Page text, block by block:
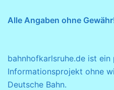
Alle Angaben ohne
bahnhofkarlsruhe.de ist ein
Informationsprojekt ohne
Deutsche Bahn.